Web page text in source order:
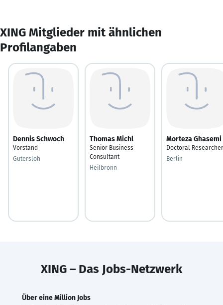
XING Mitglieder mit ähnlichen
Profilangaben
Dennis Schwoch
Vorstand
Gütersloh
Thomas Michl
Senior Business
Consultant
Heilbronn
Morteza Ghasemi
Doctoral Researcher
Berlin
XING – Das Jobs-Netzwerk
Über eine Million Jobs